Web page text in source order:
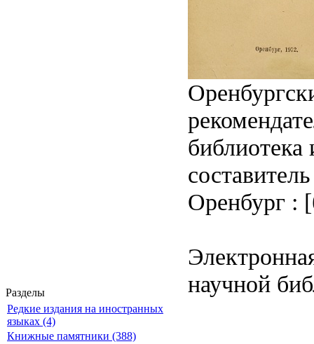
Разделы
Редкие издания на иностранных
языках (4)
Книжные памятники (388)
Оренбург :
научной